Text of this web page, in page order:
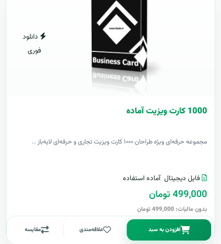
دانلود
فوری
1000 کارت ويزيت آماده
مجموعه حرفه‌ای ویژه طراحان ۱۰۰۰ کارت ویزیت تجاری و حرفه‌ای لایه‌باز ..
فایل دیجیتال آماده استفاده
499,000 تومان
بدون مالیات: 499,000 تومان
افزودن به سبد علاقه‌مندی مقایسه